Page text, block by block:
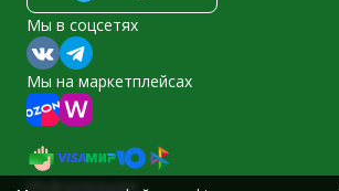
Мы в соцсетях
Мы на маркетплейсах
Информация